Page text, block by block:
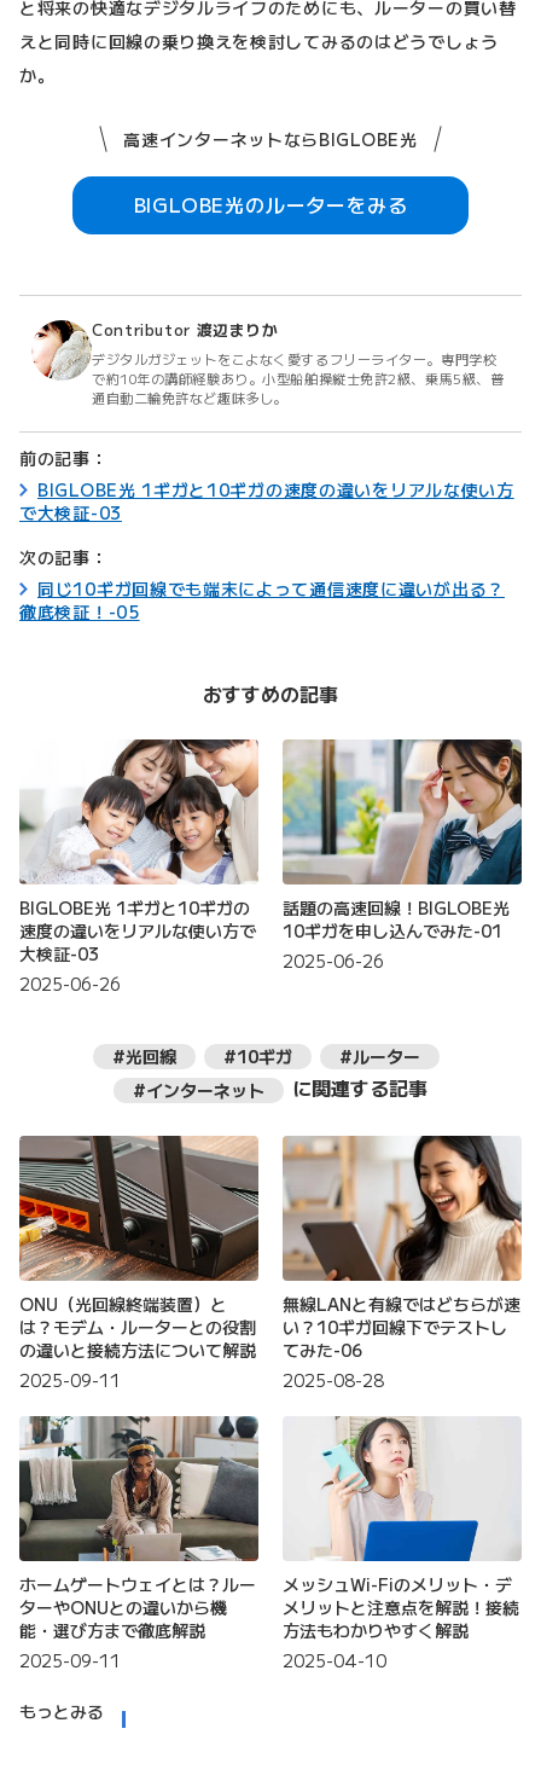
と将来の快適なデジタルライフのためにも、ルーターの買い替
えと同時に回線の乗り換えを検討してみるのはどうでしょう
か。
高速インターネットならBIGLOBE光
BIGLOBE光のルーターをみる
Contributor 渡辺まりか
デジタルガジェットをこよなく愛するフリーライター。専門学校
で約10年の講師経験あり。小型船舶操縦士免許2級、乗馬5級、普
通自動二輪免許など趣味多し。
前の記事：
BIGLOBE光 1ギガと10ギガの速度の違いをリアルな使い方
で大検証-03
次の記事：
同じ10ギガ回線でも端末によって通信速度に違いが出る？
徹底検証！-05
おすすめの記事
BIGLOBE光 1ギガと10ギガの
速度の違いをリアルな使い方で
大検証-03
2025-06-26
話題の高速回線！BIGLOBE光
10ギガを申し込んでみた-01
2025-06-26
#光回線 #10ギガ
#ルーター
#インターネット
に関連する記事
ONU（光回線終端装置）と
は？モデム・ルーターとの役割
の違いと接続方法について解説
2025-09-11
無線LANと有線ではどちらが速
い？10ギガ回線下でテストし
てみた-06
2025-08-28
ホームゲートウェイとは？ルー
ターやONUとの違いから機
能・選び方まで徹底解説
2025-09-11
メッシュWi-Fiのメリット・デ
メリットと注意点を解説！接続
方法もわかりやすく解説
2025-04-10
もっとみる